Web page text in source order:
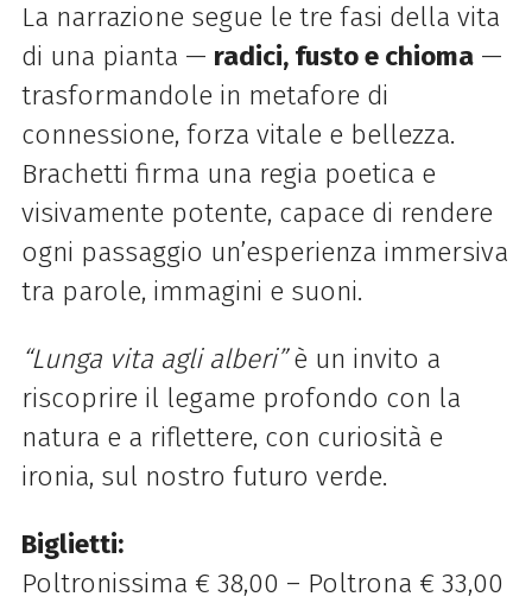
La narrazione segue le tre fasi della vita
di una pianta — radici, fusto e chioma—
trasformandole in metafore di
connessione, forza vitale e bellezza.
Brachetti firma una regia poetica e
visivamente potente, capace di rendere
ogni passaggio un’esperienza immersiva
tra parole, immagini e suoni.
“Lunga vita agli alberi”è un invito a
riscoprire il legame profondo con la
natura e a riflettere, con curiosità e
ironia, sul nostro futuro verde.
Biglietti:
Poltronissima € 38,00 – Poltrona € 33,00